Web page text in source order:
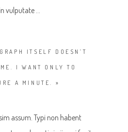
vulputate …
ITSELF DOESN’T
I WANT ONLY TO
A MINUTE. »
assum. Typi non habent